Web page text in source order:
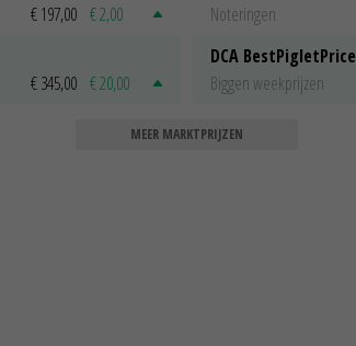
€ 197,00 € 2,00
€ 345,00 € 20,00
Noteringen
DCA BestPigletPrice
Biggen weekprijzen
MEER MARKTPRIJZEN